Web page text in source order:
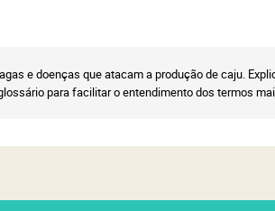
e doenças que atacam a produção de caju.
para facilitar o entendimento dos termos